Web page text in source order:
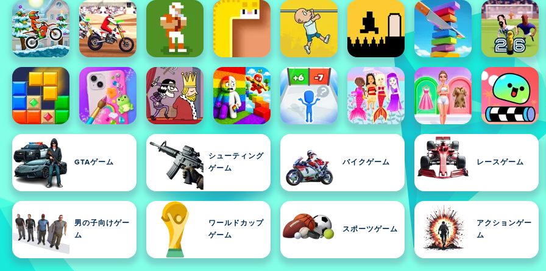
GTAゲーム
シューティング
ゲーム
バイクゲーム レースゲーム
男の子向けゲー
ム
ワールドカップ
ゲーム
スポーツゲーム
アクションゲー
ム